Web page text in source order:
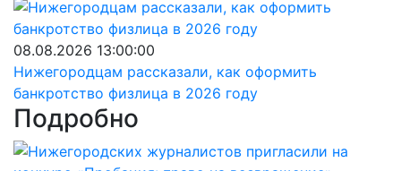
08.08.2026 13:00:00
Нижегородцам рассказали, как оформить
банкротство физлица в 2026 году
Подробно